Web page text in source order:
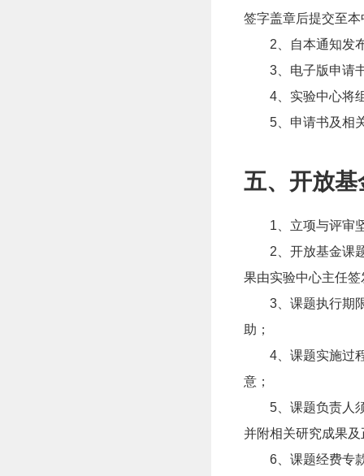
签字盖章后提交至本
2
自本通知发
3
电子版申请
4
实验中心将
5
申请书及相
五、开放
1
立项与评审
2 、开放基金
果由实验中心主任
3
课题执行期
助 ；
4
课题实施过
意；
5
课题负责人
并附相关研究成果
6
课题经费专